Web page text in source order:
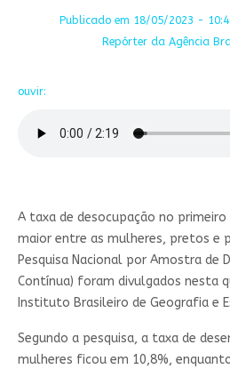
Publicado em 18/05/2023 -
Repórter da Agência
ouvir:
A taxa de desocupação no
maior entre as mulheres, pretos e
Pesquisa Nacional por Amostra de
Contínua) foram divulgados nesta
Instituto Brasileiro de Geografia e
Segundo a pesquisa, a taxa de
mulheres ficou em 10,8%,